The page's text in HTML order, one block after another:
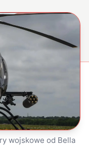
wojskowe od Bella